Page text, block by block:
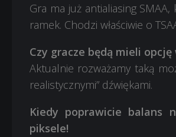
Gra ma już antialiasing
ramek. Chodzi właściwie o
Czy gracze będą mieli
Aktualnie rozważamy taką
realistycznymi” dźwiękami.
Kiedy poprawicie balans
piksele!